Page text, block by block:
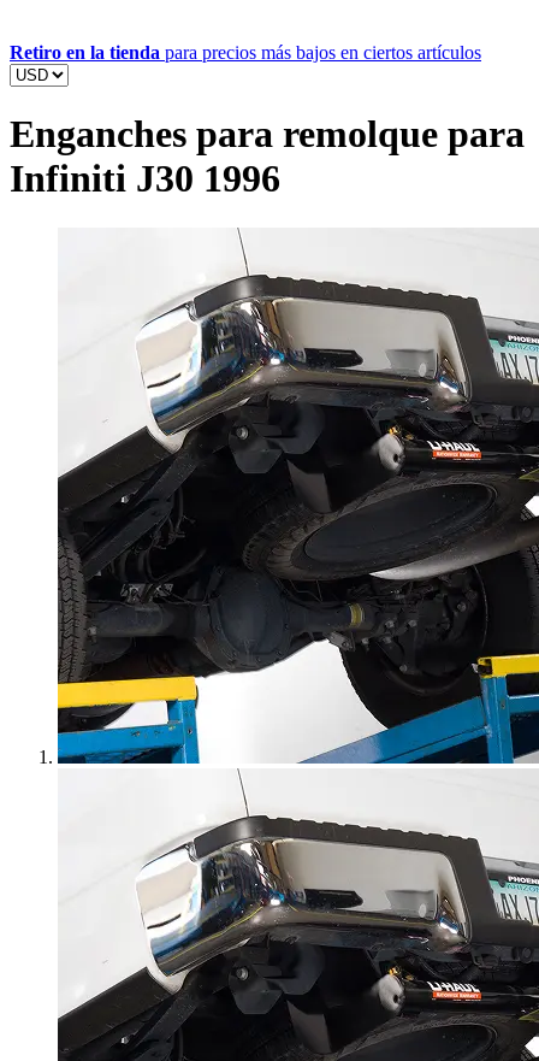
Retiro en la tienda para precios más bajos en ciertos artículos
Enganches para remolque para
Infiniti J30 1996